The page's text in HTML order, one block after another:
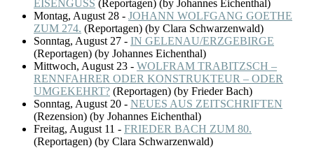
EISENGUSS ( Reportagen) (by Johannes Eichenthal)
Montag, August 28 - JOHANN WOLFGANG GOETHE
ZUM 274. (Reportagen) (by Clara Schwarzenwald)
Sonntag, August 27 - IN GELENAU/ERZGEBIRGE
(Reportagen) (by Johannes Eichenthal)
Mittwoch, August 23 - WOLFRAM TRABITZSCH –
RENNFAHRER ODER KONSTRUKTEUR – ODER
UMGEKEHRT? (Reportagen) (by Frieder Bach)
Sonntag, August 20 - NEUES AUS ZEITSCHRIFTEN
(Rezension) (by Johannes Eichenthal)
Freitag, August 11 - FRIEDER BACH ZUM 80.
(Reportagen) (by Clara Schwarzenwald)